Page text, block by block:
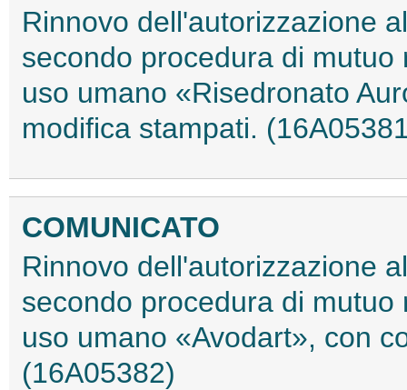
Rinnovo dell'autorizzazione
secondo procedura di
uso umano «Risedronato
modifica stampati.
COMUNICATO
Rinnovo dell'autorizzazione
secondo procedura di
uso umano «Avodart», con
(16A05382)